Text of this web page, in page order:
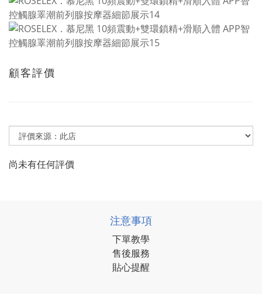
顧客評價
尚未有任何評價
注意事項
下單教學
售後服務
貼心提醒